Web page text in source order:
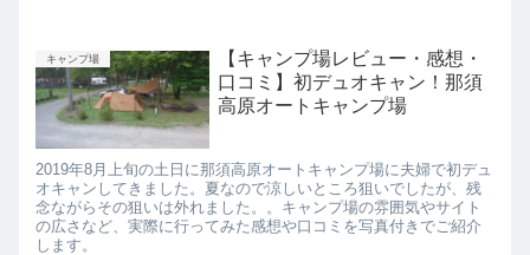
キャンプ場
【キャンプ場レビュー・感想・
口コミ】初デュオキャン！那須
高原オートキャンプ場
2019年8月上旬の土日に那須高原オートキャンプ場に夫婦で初デュ
オキャンしてきました。夏なので涼しいところ狙いでしたが、残
念ながらその狙いは外れました。。キャンプ場の雰囲気やサイト
の広さなど、実際に行ってみた感想や口コミを写真付きでご紹介
します。